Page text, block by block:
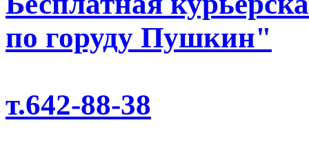
по горуду Пушкин"
т.642-88-38